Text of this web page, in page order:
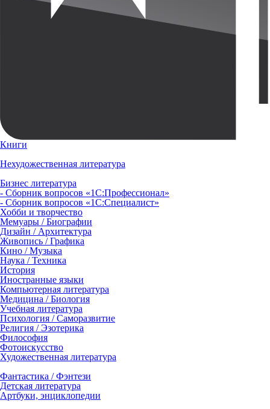
Книги
Нехудожественная литература
Бизнес литература
- Сборник вопросов «1С:Профессионал»
- Сборник вопросов «1С:Специалист»
Хобби и творчество
Мемуары / Биографии
Дизайн / Архитектура
Живопись / Графика
Кино / Музыка
Наука / Техника
История
Иностранные языки
Компьютерная литература
Медицина / Биология
Учебная литература
Психология / Саморазвитие
Религия / Эзотерика
Философия
Фотоискусство
Художественная литература
Фантастика / Фэнтези
Детская литература
Артбуки, энциклопедии